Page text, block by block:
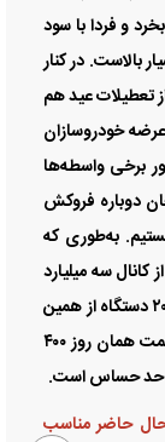
و فردا با سود
بالاست. در کنار
تعطیلات عید هم
خودروسازان
برخی واسطه‌ها
دوباره فروکش
به‌طوری که
روز پیش قیمت برخی خودرو‌ها مثل دنا و ۲۰۷ از کانال سه میلیارد
تومان به دو میلیارد تومان برگشت. حتی اگر فقط ۲۰۰ دستگاه از همین
خودرو در تهران فاکتور و همان روز تحویل شود، قیمت همان روز ۴۰۰
حال حاضر مناسب